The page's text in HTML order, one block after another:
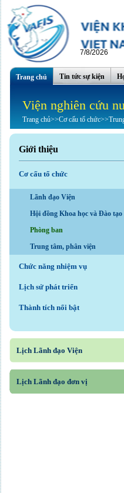
7/8/2026
Trang chủ Tin tức sự kiện
Viện nghiên cứu
Trang chủ>>Cơ cấu tổ chức>>
Giới thiệu
Cơ cấu tổ chức
Lãnh đạo Viện
Hội đồng Khoa học và Đào tạo
Phòng ban
Trung tâm, phân viện
Chức năng nhiệm vụ
Lịch sử phát triển
Thành tích nổi bật
Lịch Lãnh đạo Viện
Lịch Lãnh đạo đơn vị